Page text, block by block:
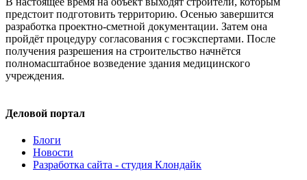
предстоит подготовить территорию. Осенью завершится
разработка проектно-сметной документации. Затем она
пройдёт процедуру согласования с госэкспертами. После
получения разрешения на строительство начнётся
полномасштабное возведение здания медицинского
учреждения.
Деловой портал
Блоги
Новости
Разработка сайта - студия Клондайк